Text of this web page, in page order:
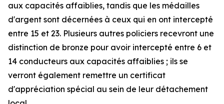
aux capacités affaiblies, tandis que les médailles
d'argent sont décernées à ceux qui en ont intercepté
entre 15 et 23. Plusieurs autres policiers recevront une
distinction de bronze pour avoir intercepté entre 6 et
14 conducteurs aux capacités affaiblies ; ils se
verront également remettre un certificat
d'appréciation spécial au sein de leur détachement